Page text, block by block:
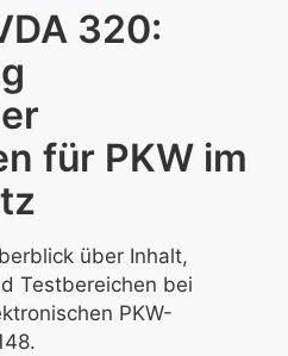
320:
für PKW im
über Inhalt,
Testbereichen bei
PKW-